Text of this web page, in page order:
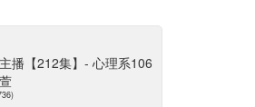
播【212集】- 心理系106